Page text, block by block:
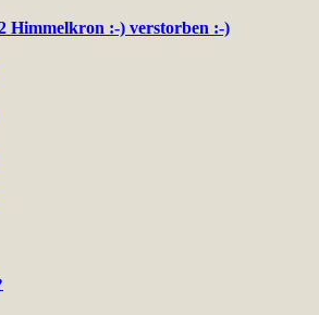
Himmelkron :-) verstorben :-)